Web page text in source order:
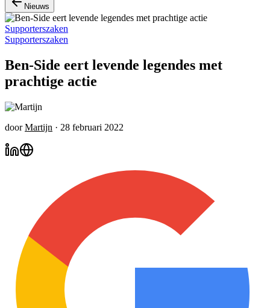
Nieuws
Supporterszaken
Supporterszaken
Ben-Side eert levende legendes met
prachtige actie
door Martijn · 28 februari 2022